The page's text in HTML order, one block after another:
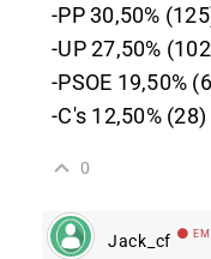
-PP 30,50%
-UP 27,50%
-PSOE 19,50%
-C's 12,50% (28)
0
Jack_cf